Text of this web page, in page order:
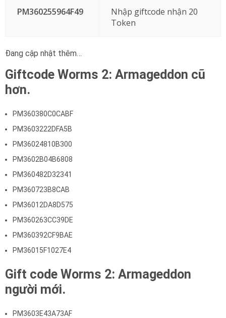
PM360255964F49
Nhập giftcode nhận 20
Token
Đang cập nhật thêm…
Giftcode Worms 2: Armageddon cũ
hơn.
PM360380C0CABF
PM3603222DFA5B
PM36024810B300
PM3602B04B6808
PM360482D32341
PM360723B8CAB
PM36012DA8D575
PM360263CC39DE
PM360392CF9BAE
PM36015F1027E4
Gift code Worms 2: Armageddon
người mới.
PM3603E43A73AF